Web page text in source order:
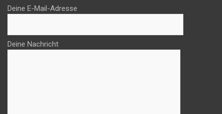
Deine E-Mail-Adresse
Deine Nachricht